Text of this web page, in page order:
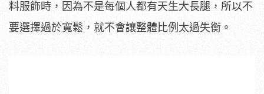
料服飾時，因為不是每個人都有天生大長腿，所以不
要選擇過於寬鬆，就不會讓整體比例太過失衡。